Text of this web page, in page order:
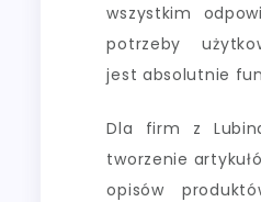
wszystkim
potrzeby
jest absolutnie
Dla firm z
tworzenie
opisów